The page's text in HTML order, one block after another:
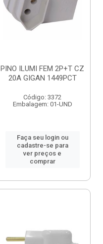
PINO ILUMI FEM 2P+T CZ
20A GIGAN 1449PCT
Código: 3372
Embalagem: 01-UND
Faça seu login ou
cadastre-se para
ver preços e
comprar